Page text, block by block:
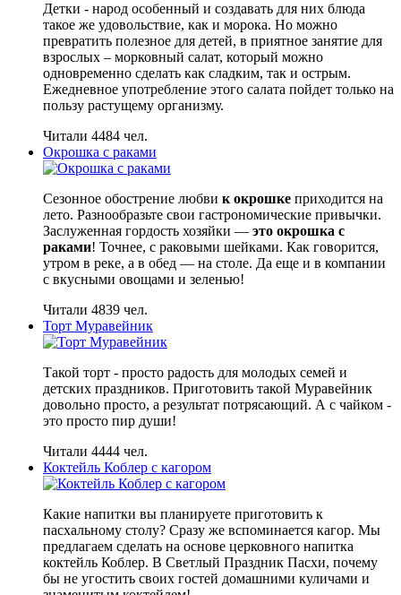
Детки - народ особенный и создавать для них блюда
такое же удовольствие, как и морока. Но можно
превратить полезное для детей, в приятное занятие для
взрослых – морковный салат, который можно
одновременно сделать как сладким, так и острым.
Ежедневное употребление этого салата пойдет только на
пользу растущему организму.
Читали 4484 чел.
Окрошка с раками
Сезонное обострение любви к окрошке приходится на
лето. Разнообразьте свои гастрономические привычки.
Заслуженная гордость хозяйки — это окрошка с
раками! Точнее, с раковыми шейками. Как говорится,
утром в реке, а в обед — на столе. Да еще и в компании
с вкусными овощами и зеленью!
Читали 4839 чел.
Торт Муравейник
Такой торт - просто радость для молодых семей и
детских праздников. Приготовить такой Муравейник
довольно просто, а результат потрясающий. А с чайком -
это просто пир души!
Читали 4444 чел.
Коктейль Коблер с кагором
Какие напитки вы планируете приготовить к
пасхальному столу? Сразу же вспоминается кагор. Мы
предлагаем сделать на основе церковного напитка
коктейль Коблер. В Светлый Праздник Пасхи, почему
бы не угостить своих гостей домашними куличами и